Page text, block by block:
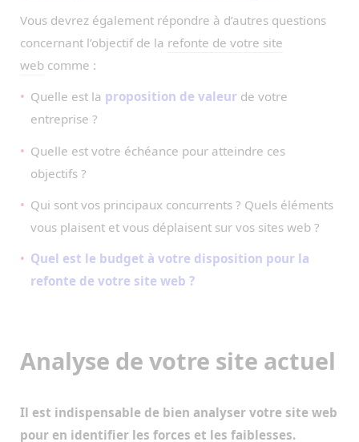
Vous devrez également répondre à d’autres questions
concernant l’objectif de la refonte de votre site
web comme :
Quelle est la proposition de valeurde votre
entreprise ?
Quelle est votre échéance pour atteindre ces
objectifs ?
Qui sont vos principaux concurrents ? Quels éléments
vous plaisent et vous déplaisent sur vos sites web ?
Quel est le budget à votre disposition pour la
refonte de votre site web ?
Analyse de votre site actuel
Il est indispensable de bien analyser votre site web
pour en identifier les forces et les faiblesses.